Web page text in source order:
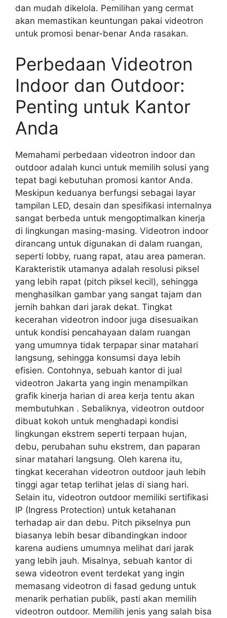
dan mudah dikelola. Pemilihan yang cermat
akan memastikan keuntungan pakai videotron
untuk promosi benar-benar Anda rasakan.
Perbedaan Videotron
Indoor dan Outdoor:
Penting untuk Kantor
Anda
Memahami perbedaan videotron indoor dan
outdoor adalah kunci untuk memilih solusi yang
tepat bagi kebutuhan promosi kantor Anda.
Meskipun keduanya berfungsi sebagai layar
tampilan LED, desain dan spesifikasi internalnya
sangat berbeda untuk mengoptimalkan kinerja
di lingkungan masing-masing. Videotron indoor
dirancang untuk digunakan di dalam ruangan,
seperti lobby, ruang rapat, atau area pameran.
Karakteristik utamanya adalah resolusi piksel
yang lebih rapat (pitch piksel kecil), sehingga
menghasilkan gambar yang sangat tajam dan
jernih bahkan dari jarak dekat. Tingkat
kecerahan videotron indoor juga disesuaikan
untuk kondisi pencahayaan dalam ruangan
yang umumnya tidak terpapar sinar matahari
langsung, sehingga konsumsi daya lebih
efisien. Contohnya, sebuah kantor di jual
videotron Jakarta yang ingin menampilkan
grafik kinerja harian di area kerja tentu akan
membutuhkan . Sebaliknya, videotron outdoor
dibuat kokoh untuk menghadapi kondisi
lingkungan ekstrem seperti terpaan hujan,
debu, perubahan suhu ekstrem, dan paparan
sinar matahari langsung. Oleh karena itu,
tingkat kecerahan videotron outdoor jauh lebih
tinggi agar tetap terlihat jelas di siang hari.
Selain itu, videotron outdoor memiliki sertifikasi
IP (Ingress Protection) untuk ketahanan
terhadap air dan debu. Pitch pikselnya pun
biasanya lebih besar dibandingkan indoor
karena audiens umumnya melihat dari jarak
yang lebih jauh. Misalnya, sebuah kantor di
sewa videotron event terdekat yang ingin
memasang videotron di fasad gedung untuk
menarik perhatian publik, pasti akan memilih
videotron outdoor. Memilih jenis yang salah bisa